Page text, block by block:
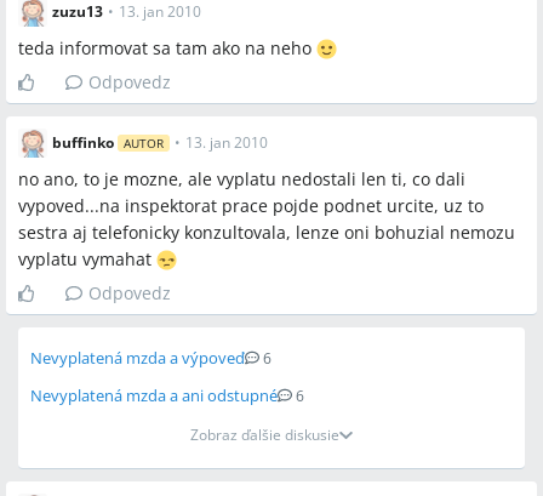
zuzu13 • 13. jan 2010
teda informovat sa tam ako na neho
Odpovedz
buffinko AUTOR • 13. jan 2010
no ano, to je mozne, ale vyplatu nedostali len ti, co dali
vypoved...na inspektorat prace pojde podnet urcite, uz to
sestra aj telefonicky konzultovala, lenze oni bohuzial nemozu
vyplatu vymahat
Odpovedz
Nevyplatená mzda a výpoveď 6
Nevyplatená mzda a ani odstupné
6
Zobraz ďalšie diskusie